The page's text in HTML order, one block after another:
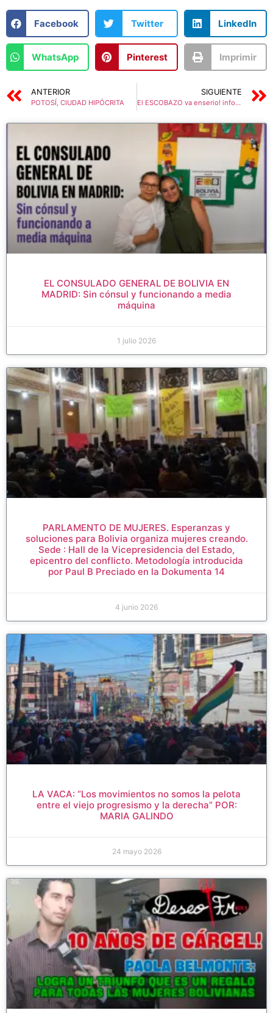
Facebook Twitter LinkedIn
WhatsApp Pinterest Imprimir
ANTERIOR
POTOSÍ, CIUDAD HIPÓCRITA
SIGUIENTE
El ESCOBAZO va enserio! informe de tres semanas de trabajo
EL CONSULADO GENERAL DE BOLIVIA EN
MADRID: Sin cónsul y funcionando a media
máquina
1 julio 2026
PARLAMENTO DE MUJERES. Esperanzas y
soluciones para Bolivia organiza mujeres creando.
Sede : Hall de la Vicepresidencia del Estado,
epicentro del conflicto. Metodología introducida
por Paul B Preciado en la Dokumenta 14
4 junio 2026
LA VACA: “Los movimientos no somos la pelota
entre el viejo progresismo y la derecha” POR:
MARIA GALINDO
24 mayo 2026